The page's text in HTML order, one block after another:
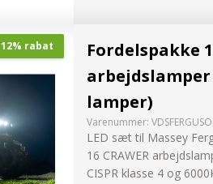
12% rabat
Fordelspakke 1
arbejdslamper
lamper)
Varenummer:
LED sæt til Massey
16 CRAWER
CISPR klasse 4 og